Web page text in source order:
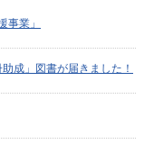
事業」
成」図書が届きました！